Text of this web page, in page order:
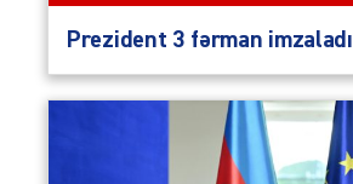
Prezident 3 fərman imzaladı